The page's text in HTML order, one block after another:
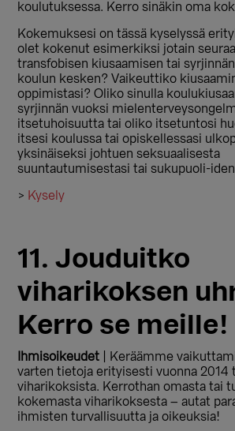
koulutuksessa. Kerro sinäkin oma
Kokemuksesi on tässä kyselyssä
olet kokenut esimerkiksi jotain
transfobisen kiusaamisen tai
koulun kesken? Vaikeuttiko
oppimistasi? Oliko sinulla
syrjinnän vuoksi
itsetuhoisuutta tai oliko itsetuntosi
itsesi koulussa tai opiskellessasi
yksinäiseksi johtuen seksuaalisesta
suuntautumisestasi tai sukupuoli-
> Kysely
11. Jouduitko
viharikoksen
Kerro se meille!
Ihmisoikeudet | Keräämme
varten tietoja erityisesti vuonna 2014
viharikoksista. Kerrothan omasta tai
kokemasta viharikoksesta – autat
ihmisten turvallisuutta ja oikeuksia!